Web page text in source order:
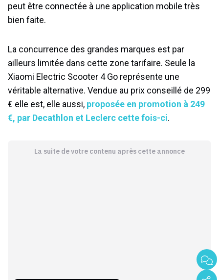
peut être connectée à une application mobile très
bien faite.
La concurrence des grandes marques est par
ailleurs limitée dans cette zone tarifaire. Seule la
Xiaomi Electric Scooter 4 Go représente une
véritable alternative. Vendue au prix conseillé de 299
€ elle est, elle aussi, proposée en promotion à 249
€, par Decathlon et Leclerc cette fois-ci.
La suite de votre contenu après cette annonce